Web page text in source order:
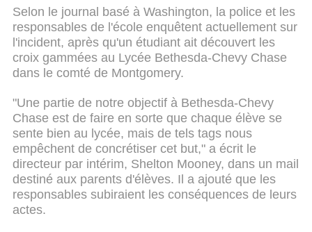
Selon le journal basé à Washington, la police et les
responsables de l'école enquêtent actuellement sur
l'incident, après qu'un étudiant ait découvert les
croix gammées au Lycée Bethesda-Chevy Chase
dans le comté de Montgomery.
"Une partie de notre objectif à Bethesda-Chevy
Chase est de faire en sorte que chaque élève se
sente bien au lycée, mais de tels tags nous
empêchent de concrétiser cet but," a écrit le
directeur par intérim, Shelton Mooney, dans un mail
destiné aux parents d'élèves. Il a ajouté que les
responsables subiraient les conséquences de leurs
actes.